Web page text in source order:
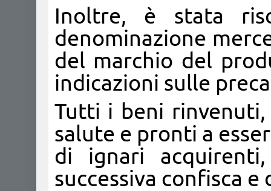
Inoltre, è stata
denominazione
del marchio del
indicazioni sulle
Tutti i beni
salute e pronti a
di ignari
successiva confisca e